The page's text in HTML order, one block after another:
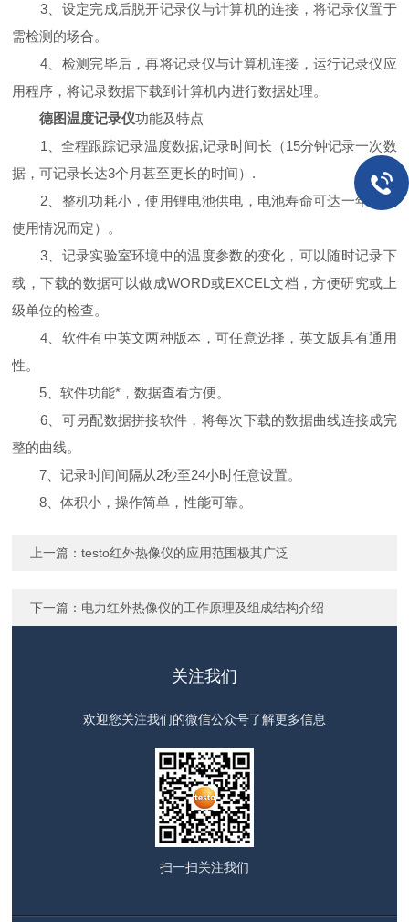
3、设定完成后脱开记录仪与计算机的连接，将记录仪置于
需检测的场合。
4、检测完毕后，再将记录仪与计算机连接，运行记录仪应
用程序，将记录数据下载到计算机内进行数据处理。
德图温度记录仪功能及特点
1、全程跟踪记录温度数据,记录时间长（15分钟记录一次数
据，可记录长达3个月甚至更长的时间）.
2、整机功耗小，使用锂电池供电，电池寿命可达一年（视
使用情况而定）。
3、记录实验室环境中的温度参数的变化，可以随时记录下
载，下载的数据可以做成WORD或EXCEL文档，方便研究或上
级单位的检查。
4、软件有中英文两种版本，可任意选择，英文版具有通用
性。
5、软件功能*，数据查看方便。
6、可另配数据拼接软件，将每次下载的数据曲线连接成完
整的曲线。
7、记录时间间隔从2秒至24小时任意设置。
8、体积小，操作简单，性能可靠。
上一篇：testo红外热像仪的应用范围极其广泛
下一篇： 电力红外热像仪的工作原理及组成结构介绍
关注我们
欢迎您关注我们的微信公众号了解更多信息
扫一扫关注我们